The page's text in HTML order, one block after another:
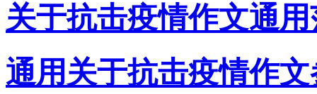
关于抗击疫情作文通
通用关于抗击疫情作